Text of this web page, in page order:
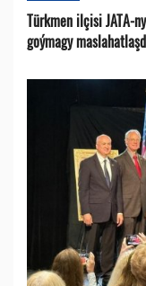
Türkmen ilçisi JATA-
goýmagy